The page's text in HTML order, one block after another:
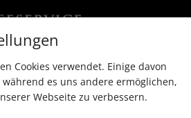
Cookies verwendet. Einige davon
es uns andere ermöglichen,
Webseite zu verbessern.